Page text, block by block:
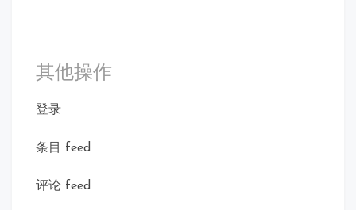
其他操作
登录
条目 feed
评论 feed